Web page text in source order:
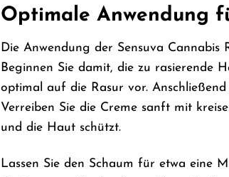
Optimale Anwendung
Die Anwendung der Sensuva
Beginnen Sie damit, die zu rasierende
optimal auf die Rasur vor.
Verreiben Sie die Creme sanft mit
und die Haut schützt.
Lassen Sie den Schaum für etwa eine